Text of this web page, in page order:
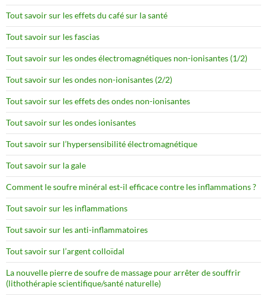
Tout savoir sur les effets du café sur la santé
Tout savoir sur les fascias
Tout savoir sur les ondes électromagnétiques non-ionisantes (1/2)
Tout savoir sur les ondes non-ionisantes (2/2)
Tout savoir sur les effets des ondes non-ionisantes
Tout savoir sur les ondes ionisantes
Tout savoir sur l’hypersensibilité électromagnétique
Tout savoir sur la gale
Comment le soufre minéral est-il efficace contre les inflammations ?
Tout savoir sur les inflammations
Tout savoir sur les anti-inflammatoires
Tout savoir sur l’argent colloïdal
La nouvelle pierre de soufre de massage pour arrêter de souffrir
(lithothérapie scientifique/santé naturelle)